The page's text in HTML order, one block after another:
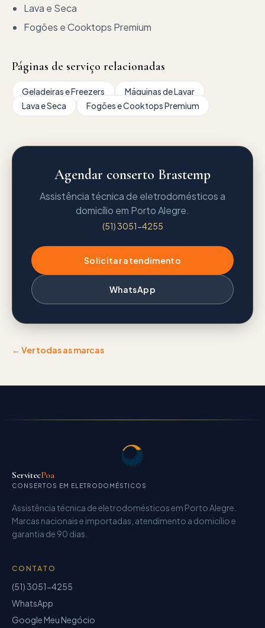
Lava e Seca
Fogões e Cooktops Premium
Páginas de serviço relacionadas
Geladeiras e Freezers
Máquinas de Lavar
Lava e Seca
Fogões e Cooktops Premium
Agendar conserto Brastemp
Assistência técnica de eletrodomésticos a
domicílio em Porto Alegre.
(51) 3051-4255
Solicitar atendimento
WhatsApp
← Ver todas as marcas
ServitecPoa
CONSERTOS EM ELETRODOMÉSTICOS
Assistência técnica de eletrodomésticosem Porto Alegre.
Marcas nacionais e importadas, atendimento a domicílio e
garantia de 90 dias
CONTATO
(51) 3051-4255
WhatsApp
Google Meu Negócio